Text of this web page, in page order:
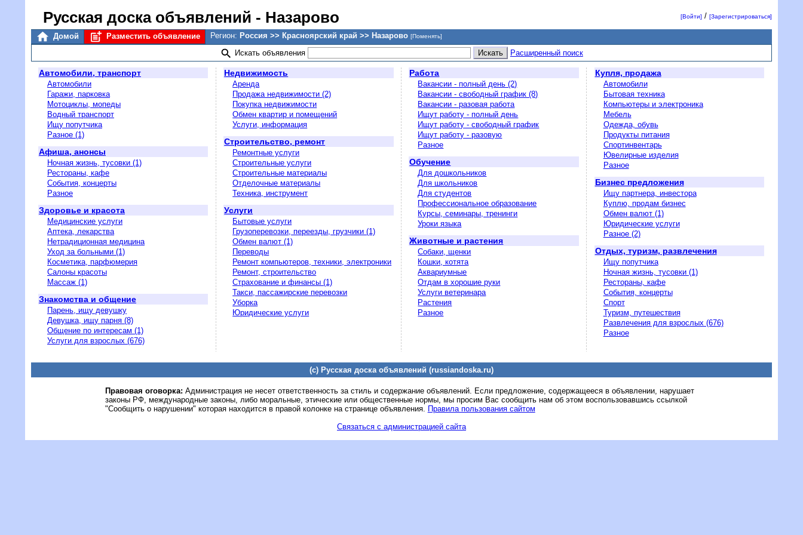
Русская доска объявлений - Назарово [Войти] /[Зарегистрироваться]
Домой Разместить объявление Регион: Россия >> Красноярский край >> Назарово [Поменять]
Искать объявления Расширенный поиск
Автомобили, транспорт
Автомобили
Гаражи, парковка
Мотоциклы, мопеды
Водный транспорт
Ищу попутчика
Разное (1)
Афиша, анонсы
Ночная жизнь, тусовки (1)
Рестораны, кафе
События, концерты
Разное
Здоровье и красота
Медицинские услуги
Аптека, лекарства
Нетрадиционная медицина
Уход за больными (1)
Косметика, парфюмерия
Салоны красоты
Массаж (1)
Знакомства и общение
Парень, ищу девушку
Девушка, ищу парня (8)
Общение по интересам (1)
Услуги для взрослых (676)
Недвижимость
Аренда
Продажа недвижимости (2)
Покупка недвижимости
Обмен квартир и помещений
Услуги, информация
Строительство, ремонт
Ремонтные услуги
Строительные услуги
Строительные материалы
Отделочные материалы
Техника, инструмент
Услуги
Бытовые услуги
Грузоперевозки, переезды, грузчики (1)
Обмен валют (1)
Переводы
Ремонт компьютеров, техники, электроники
Ремонт, строительство
Страхование и финансы (1)
Такси, пассажирские перевозки
Уборка
Юридические услуги
Работа
Вакансии - полный день (2)
Вакансии - свободный график (8)
Вакансии - разовая работа
Ищут работу - полный день
Ищут работу - свободный график
Ищут работу - разовую
Разное
Обучение
Для дошкольников
Для школьников
Для студентов
Профессиональное образование
Курсы, семинары, тренинги
Уроки языка
Животные и растения
Собаки, щенки
Кошки, котята
Аквариумные
Отдам в хорошие руки
Услуги ветеринара
Растения
Разное
Купля, продажа
Автомобили
Бытовая техника
Компьютеры и электроника
Мебель
Одежда, обувь
Продукты питания
Спортинвентарь
Ювелирные изделия
Разное
Бизнес предложения
Ищу партнера, инвестора
Куплю, продам бизнес
Обмен валют (1)
Юридические услуги
Разное (2)
Отдых, туризм, развлечения
Ищу попутчика
Ночная жизнь, тусовки (1)
Рестораны, кафе
События, концерты
Спорт
Туризм, путешествия
Развлечения для взрослых (676)
Разное
(c) Русская доска объявлений (russiandoska.ru)
Правовая оговорка: Администрация не несет ответственность за стиль и содержание объявлений. Если предложение, содержащееся в объявлении, нарушает
законы РФ, международные законы, либо моральные, этические или общественные нормы, мы просим Вас сообщить нам об этом воспользовавшись ссылкой
"Сообщить о нарушении" которая находится в правой колонке на странице объявления. Правила пользования сайтом
Связаться с администрацией сайта